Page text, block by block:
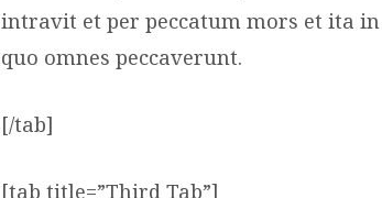
intravit et per peccatum mors et ita
quo omnes peccaverunt.
[/tab]
[tab title=”Third Tab”]